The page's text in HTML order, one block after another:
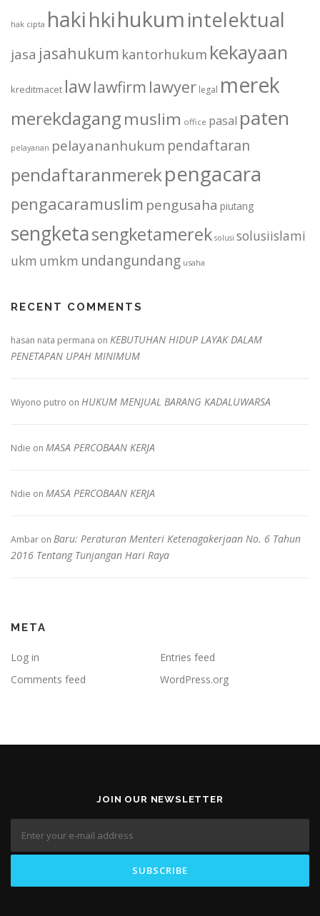
hak cipta hakihkihukumintelektual
jasa jasahukum kantorhukum kekayaan
kreditmacet lawlawfirm lawyer legal merek
merekdagangmuslim office pasal paten
pelayanan pelayananhukum pendaftaran
pendaftaranmerekpengacara
pengacaramuslim pengusaha piutang
sengketasengketamerek solusi solusiislami
ukm umkm undangundang usaha
RECENT COMMENTS
hasan nata permana on KEBUTUHAN HIDUP LAYAK DALAM
PENETAPAN UPAH MINIMUM
Wiyono putro on HUKUM MENJUAL BARANG KADALUWARSA
Ndie on MASA PERCOBAAN KERJA
Ndie on MASA PERCOBAAN KERJA
Ambar on Baru: Peraturan Menteri Ketenagakerjaan No. 6 Tahun
2016 Tentang Tunjangan Hari Raya
META
Log in
Entries feed
Comments feed
WordPress.org
JOIN OUR NEWSLETTER